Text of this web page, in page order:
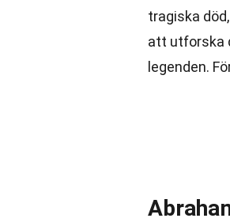
tragiska
att utforska
legenden.